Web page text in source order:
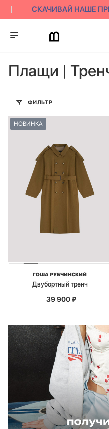
СКАЧИВАЙ НАШЕ
Плащи |
ФИЛЬТР
НОВИНКА
ГОША РУБЧИНСКИЙ
Двубортный тренч
39 900₽